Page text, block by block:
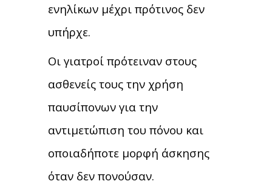
ενηλίκων μέχρι πρότινος δεν
υπήρχε.
Οι γιατροί πρότειναν στους
ασθενείς τους την χρήση
παυσίπονων για την
αντιμετώπιση του πόνου και
οποιαδήποτε μορφή άσκησης
όταν δεν πονούσαν.